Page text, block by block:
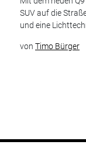
SUV auf die
und eine
von Timo Bürger